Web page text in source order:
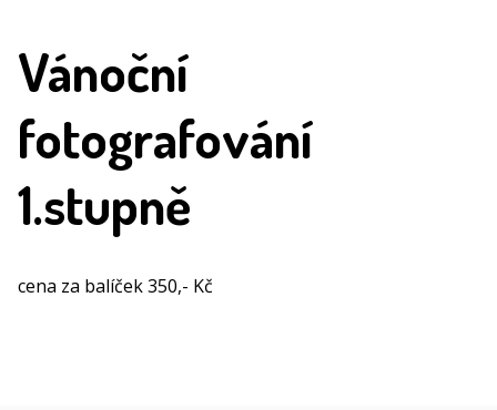
Vánoční
fotografování
1.stupně
cena za balíček 350,- Kč